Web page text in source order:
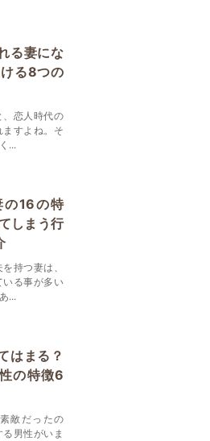
る妻にな
る8つの
、恋人時代の
すよね。そ
...
の16の特
しまう行
持つ妻は、
いる事が多い
...
はまる？
の特徴6
敵だったの
男性がいま